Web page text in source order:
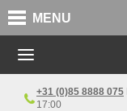
MENU
+31 (0)85 8888 075
17:00